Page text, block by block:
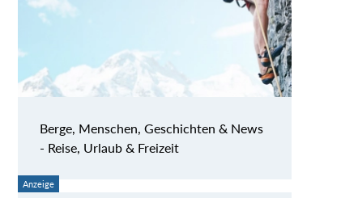
Berge, Menschen, Geschichten & News
- Reise, Urlaub & Freizeit